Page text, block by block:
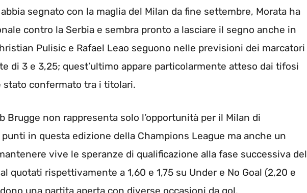
segnato con la maglia del Milan da fine settembre, Morata ha
contro la Serbia e sembra pronto a lasciare il segno anche in
Pulisic e Rafael Leao seguono nelle previsioni dei marcatori
di 3 e 3,25; quest’ultimo appare particolarmente atteso dai tifosi
stato confermato tra i titolari.
Brugge non rappresenta solo l’opportunità per il Milan di
in questa edizione della Champions League ma anche un
vive le speranze di qualificazione alla fase successiva del
quotati rispettivamente a 1,60 e 1,75 su Under e No Goal (2,20 e
una partita aperta con diverse occasioni da gol.